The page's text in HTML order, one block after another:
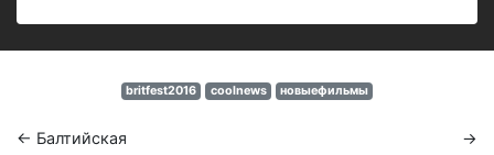
britfest2016 coolnews новыефильмы
← Балтийская
→